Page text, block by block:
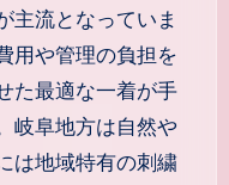
主流となっていま
用や管理の負担を
た最適な一着が手
岐阜地方は自然や
は地域特有の刺繍